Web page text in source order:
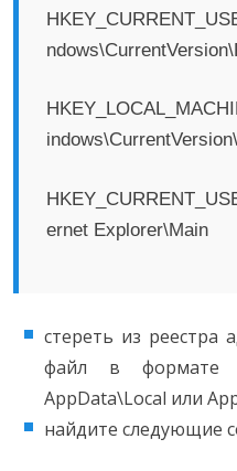
ernet Explorer\Main
стереть из реестра
файл в формате
AppData\Local или
найдите следующие